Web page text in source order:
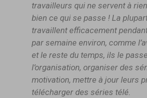
travailleurs qui ne servent à
bien ce qui se passe ! La
travaillent efficacement
par semaine environ, comme
et le reste du temps, ils le
l’organisation, organiser des
motivation, mettre à jour leurs
télécharger des séries télé.